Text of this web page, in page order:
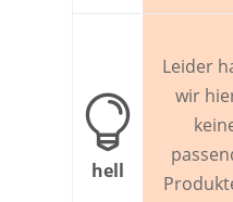

hell
Leider
wir